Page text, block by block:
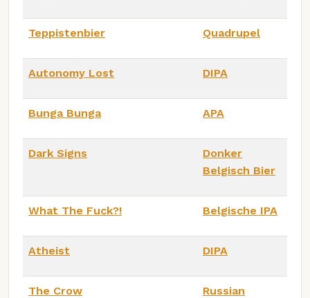
Teppistenbier Quadrupel
Autonomy Lost DIPA
Bunga Bunga APA
Dark Signs
Donker
Belgisch Bier
What The Fuck?! Belgische IPA
Atheist DIPA
The Crow
Russian